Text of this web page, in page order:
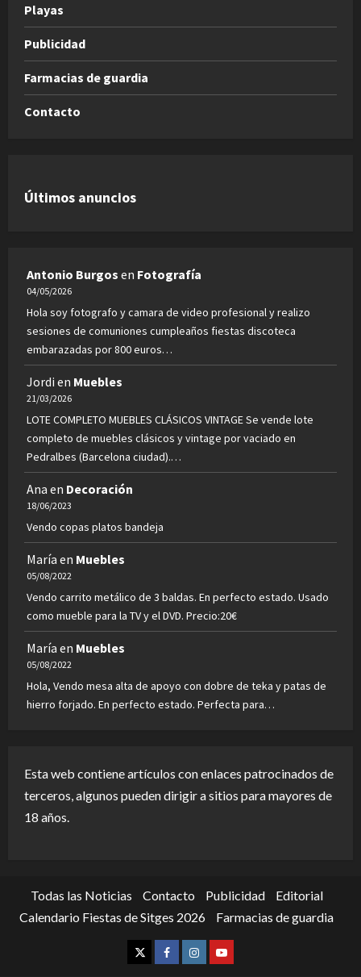
Playas
Publicidad
Farmacias de guardia
Contacto
Últimos anuncios
Antonio Burgos en Fotografía
04/05/2026
Hola soy fotografo y camara de video profesional y realizo
sesiones de comuniones cumpleaños fiestas discoteca
embarazadas por 800 euros…
Jordi en Muebles
21/03/2026
LOTE COMPLETO MUEBLES CLÁSICOS VINTAGE Se vende lote
completo de muebles clásicos y vintage por vaciado en
Pedralbes (Barcelona ciudad).…
Ana en Decoración
18/06/2023
Vendo copas platos bandeja
María en Muebles
05/08/2022
Vendo carrito metálico de 3 baldas. En perfecto estado. Usado
como mueble para la TV y el DVD. Precio:20€
María en Muebles
05/08/2022
Hola, Vendo mesa alta de apoyo con dobre de teka y patas de
hierro forjado. En perfecto estado. Perfecta para…
Esta web contiene artículos con enlaces patrocinados de
terceros, algunos pueden dirigir a sitios para mayores de
18 años.
Todas las Noticias Contacto Publicidad
Editorial
Calendario Fiestas de Sitges 2026
Farmacias de guardia
TwitterFacebook
Instagram
Youtube